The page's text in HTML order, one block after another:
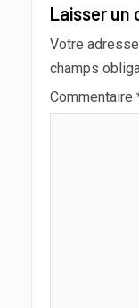
Laisser un
Votre
champs
Commentaire